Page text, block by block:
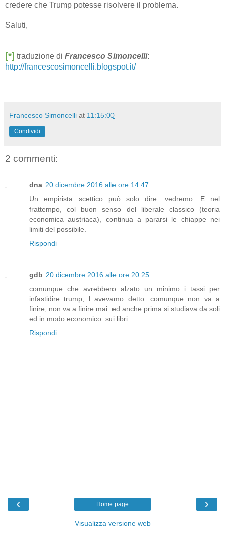
credere che Trump potesse risolvere il problema.
Saluti,
[*] traduzione di Francesco Simoncelli:
http://francescosimoncelli.blogspot.it/
Francesco Simoncelli at 11:15:00
Condividi
2 commenti:
dna 20 dicembre 2016 alle ore 14:47
Un empirista scettico può solo dire: vedremo. E nel
frattempo, col buon senso del liberale classico (teoria
economica austriaca), continua a pararsi le chiappe nei
limiti del possibile.
Rispondi
gdb 20 dicembre 2016 alle ore 20:25
comunque che avrebbero alzato un minimo i tassi per
infastidire trump, l avevamo detto. comunque non va a
finire, non va a finire mai. ed anche prima si studiava da soli
ed in modo economico. sui libri.
Rispondi
‹ ›
Home page
Visualizza versione web